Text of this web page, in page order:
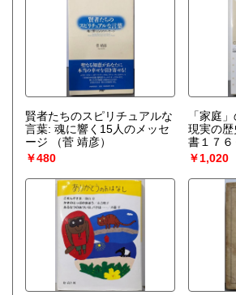
賢者たちのスピリチュアルな
言葉: 魂に響く15人のメッセ
ージ
（菅 靖彦）
￥480
「家庭
現実の
書１７６
￥1,020